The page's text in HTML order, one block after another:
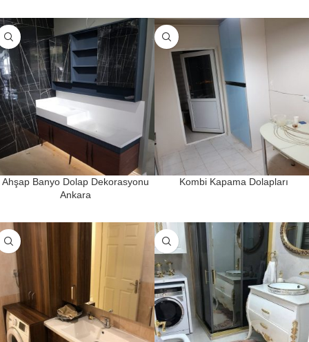
Ahşap Banyo Dolap Dekorasyonu
Ankara
Kombi Kapama Dolapları